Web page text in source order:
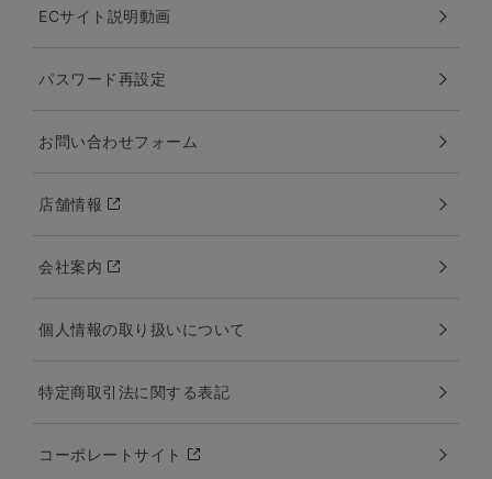
ECサイト説明動画
パスワード再設定
お問い合わせフォーム
店舗情報
会社案内
個人情報の取り扱いについて
特定商取引法に関する表記
コーポレートサイト